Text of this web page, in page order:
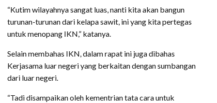
“Kutim wilayahnya sangat luas, nanti kita akan bangun
turunan-turunan dari kelapa sawit, ini yang kita pertegas
untuk menopang IKN,” katanya.
Selain membahas IKN, dalam rapat ini juga dibahas
Kerjasama luar negeri yang berkaitan dengan sumbangan
dari luar negeri.
“Tadi disampaikan oleh kementrian tata cara untuk